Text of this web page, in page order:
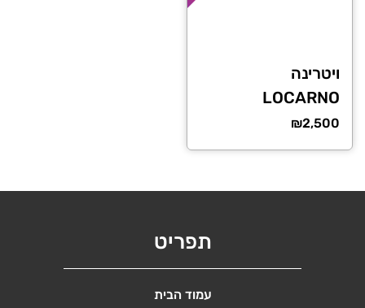
ויטרינה
LOCARNO
₪2,500
תפריט
עמוד הבית